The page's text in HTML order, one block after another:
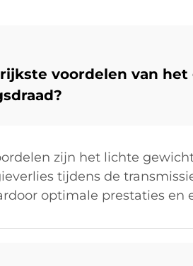
voordelen van
zijn het lichte
tijdens de
optimale prestaties